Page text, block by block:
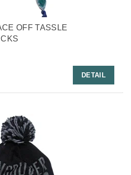
OFF TASSLE
DETAIL